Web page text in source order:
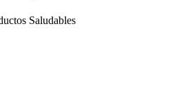
Saludables